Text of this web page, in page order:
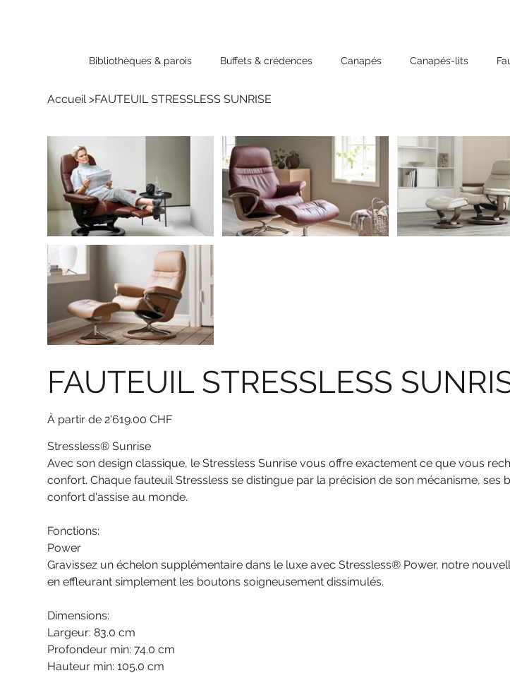
Bibliothèques & parois Buffets & crédences Canapés Canapés-lits
Accueil >FAUTEUIL STRESSLESS SUNRISE
FAUTEUIL STRESSLESS
À partir de Prix
2'619.00 CHF
Stressless® Sunrise
Avec son design classique, le Stressless Sunrise vous offre exactement ce que vous
confort. Chaque fauteuil Stressless se distingue par la précision de son mécanisme,
confort d'assise au monde.
Fonctions:
Power
Gravissez un échelon supplémentaire dans le luxe avec Stressless® Power, notre
en effleurant simplement les boutons soigneusement dissimulés.
Dimensions:
Largeur: 83.0 cm
Profondeur min: 74.0 cm
Hauteur min: 105.0 cm